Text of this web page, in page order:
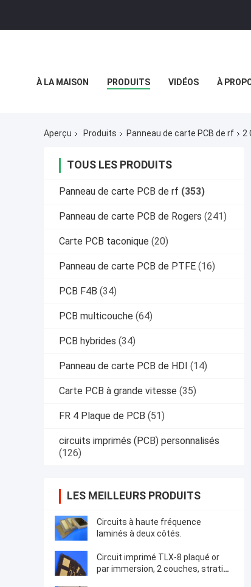
À LA MAISON PRODUITS VIDÉOS À
Aperçu Produits Panneau de carte PCB de rf 2
TOUS LES PRODUITS
Panneau de carte PCB de rf (353)
Panneau de carte PCB de Rogers (241)
Carte PCB taconique (20)
Panneau de carte PCB de PTFE (16)
PCB F4B (34)
PCB multicouche (64)
PCB hybrides (34)
Panneau de carte PCB de HDI (14)
Carte PCB à grande vitesse (35)
FR 4 Plaque de PCB (51)
circuits imprimés (PCB) personnalisés
(126)
LES MEILLEURS PRODUITS
Circuits à haute fréquence
laminés à deux côtés.
Circuit imprimé TLX-8 plaqué or
par immersion, 2 couches, stratifié